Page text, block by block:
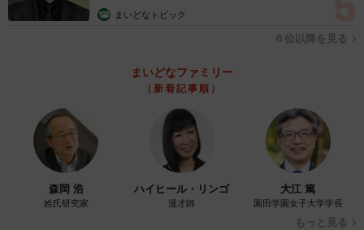
まいどなトピック
６位以降を見る
まいどなファミリー
（新着記事順）
森岡 浩
姓氏研究家
ハイヒール・リンゴ
漫才師
大江 篤
園田学園女子大学学長
もっと見る